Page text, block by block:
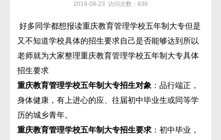
2019-08-23 访问次数：836
好多同学都想报读重庆教育管理学校五年制大专但是
又不知道学校具体的招生要求自己是否能够达到所以
老师就为大家整理重庆教育管理学校五年制大专具体
招生要求
重庆教育管理学校五年制大专招生对象 ：品行端正，
身体健康，有上进心的应、往届初中毕业生或同等学
历的城乡青年。
重庆教育管理学校五年制大专招生要求 ：初中毕业，